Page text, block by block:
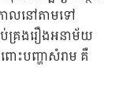
ាលនៅតាមទៅ
ប់គ្រងរឿងអនាម័យ
ពោះបញ្ហាសំរាម គឺ